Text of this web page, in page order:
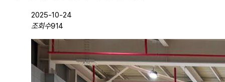
2025-10-24
조회수914